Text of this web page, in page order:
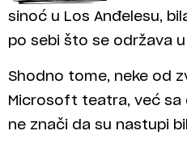
sinoć u Los Anđelesu,
po sebi što se održava
Shodno tome, neke od
Microsoft teatra, već sa
ne znači da su nastupi